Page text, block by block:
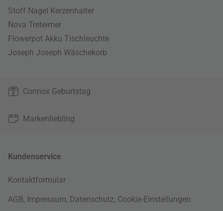
Stoff Nagel Kerzenhalter
Nova Treteimer
Flowerpot Akku Tischleuchte
Joseph Joseph Wäschekorb
Connox Geburtstag
Markenliebling
Kundenservice
Kontaktformular
AGB, Impressum, Datenschutz, Cookie-Einstellungen